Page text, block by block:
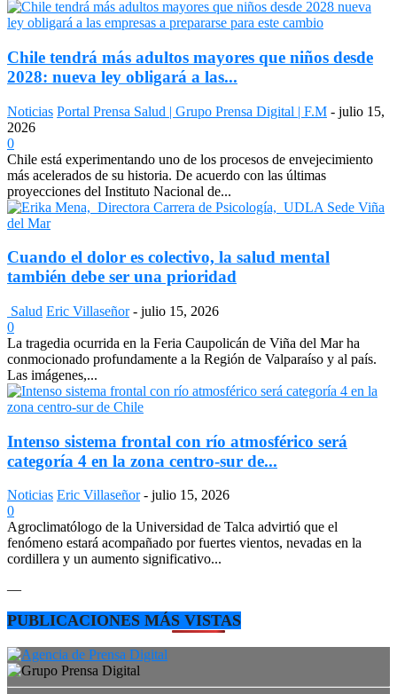
Chile tendrá más adultos mayores que niños desde
2028: nueva ley obligará a las...
Noticias Portal Prensa Salud | Grupo Prensa Digital | F.M - julio 15,
2026
0
Chile está experimentando uno de los procesos de envejecimiento
más acelerados de su historia. De acuerdo con las últimas
proyecciones del Instituto Nacional de...
Cuando el dolor es colectivo, la salud mental
también debe ser una prioridad
Salud Eric Villaseñor - julio 15, 2026
0
La tragedia ocurrida en la Feria Caupolicán de Viña del Mar ha
conmocionado profundamente a la Región de Valparaíso y al país.
Las imágenes,...
Intenso sistema frontal con río atmosférico será
categoría 4 en la zona centro-sur de...
Noticias Eric Villaseñor - julio 15, 2026
0
Agroclimatólogo de la Universidad de Talca advirtió que el
fenómeno estará acompañado por fuertes vientos, nevadas en la
cordillera y un aumento significativo...
—
PUBLICACIONES MÁS VISTAS